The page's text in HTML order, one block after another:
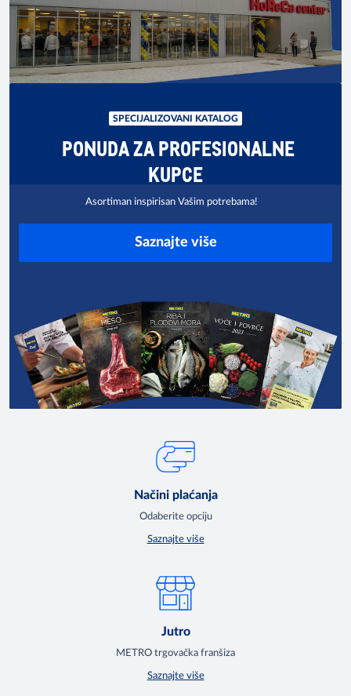
SPECIJALIZOVANI KATALOG
PONUDA ZA PROFESIONALNE
KUPCE
Asortiman inspirisan Vašim potrebama!
Saznajte više
Načini plaćanja
Odaberite opciju
Saznajte više
Jutro
METRO trgovačka franšiza
Saznajte više